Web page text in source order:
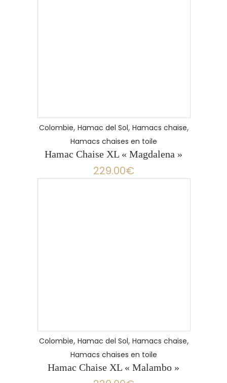
Colombie, Hamac del Sol, Hamacs chaise,
Hamacs chaises en toile
Hamac Chaise XL « Magdalena »
229.00€
Colombie, Hamac del Sol, Hamacs chaise,
Hamacs chaises en toile
Hamac Chaise XL « Malambo »